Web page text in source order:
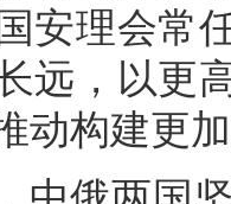
安理会常
远，以更
动构建更